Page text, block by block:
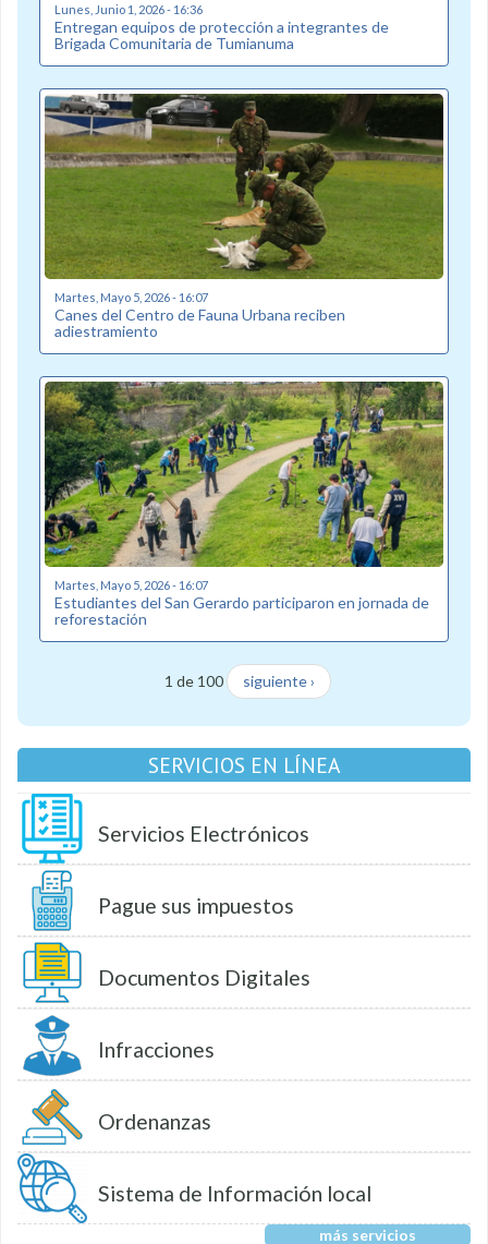
Lunes, Junio 1, 2026 - 16:36
Entregan equipos de protección a integrantes de
Brigada Comunitaria de Tumianuma
Martes, Mayo 5, 2026 - 16:07
Canes del Centro de Fauna Urbana reciben
adiestramiento
Martes, Mayo 5, 2026 - 16:07
Estudiantes del San Gerardo participaron en jornada de
reforestación
1 de 100 siguiente ›
SERVICIOS EN LÍNEA
Servicios Electrónicos
Pague sus impuestos
Documentos Digitales
Infracciones
Ordenanzas
Sistema de Información local
más servicios